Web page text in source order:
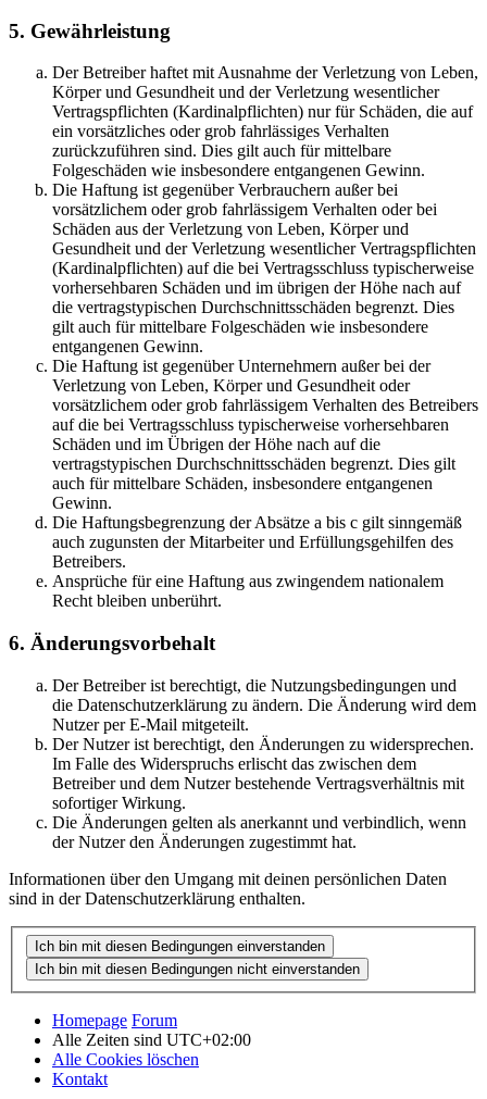
5. Gewährleistung
Der Betreiber haftet mit Ausnahme der Verletzung von Leben,
Körper und Gesundheit und der Verletzung wesentlicher
Vertragspflichten (Kardinalpflichten) nur für Schäden, die auf
ein vorsätzliches oder grob fahrlässiges Verhalten
zurückzuführen sind. Dies gilt auch für mittelbare
Folgeschäden wie insbesondere entgangenen Gewinn.
Die Haftung ist gegenüber Verbrauchern außer bei
vorsätzlichem oder grob fahrlässigem Verhalten oder bei
Schäden aus der Verletzung von Leben, Körper und
Gesundheit und der Verletzung wesentlicher Vertragspflichten
(Kardinalpflichten) auf die bei Vertragsschluss typischerweise
vorhersehbaren Schäden und im übrigen der Höhe nach auf
die vertragstypischen Durchschnittsschäden begrenzt. Dies
gilt auch für mittelbare Folgeschäden wie insbesondere
entgangenen Gewinn.
Die Haftung ist gegenüber Unternehmern außer bei der
Verletzung von Leben, Körper und Gesundheit oder
vorsätzlichem oder grob fahrlässigem Verhalten des Betreibers
auf die bei Vertragsschluss typischerweise vorhersehbaren
Schäden und im Übrigen der Höhe nach auf die
vertragstypischen Durchschnittsschäden begrenzt. Dies gilt
auch für mittelbare Schäden, insbesondere entgangenen
Gewinn.
Die Haftungsbegrenzung der Absätze a bis c gilt sinngemäß
auch zugunsten der Mitarbeiter und Erfüllungsgehilfen des
Betreibers.
Ansprüche für eine Haftung aus zwingendem nationalem
Recht bleiben unberührt.
6. Änderungsvorbehalt
Der Betreiber ist berechtigt, die Nutzungsbedingungen und
die Datenschutzerklärung zu ändern. Die Änderung wird dem
Nutzer per E-Mail mitgeteilt.
Der Nutzer ist berechtigt, den Änderungen zu widersprechen.
Im Falle des Widerspruchs erlischt das zwischen dem
Betreiber und dem Nutzer bestehende Vertragsverhältnis mit
sofortiger Wirkung.
Die Änderungen gelten als anerkannt und verbindlich, wenn
der Nutzer den Änderungen zugestimmt hat.
Informationen über den Umgang mit deinen persönlichen Daten
sind in der Datenschutzerklärung enthalten.
Homepage Forum
Alle Zeiten sind UTC+02:00
Alle Cookies löschen
Kontakt